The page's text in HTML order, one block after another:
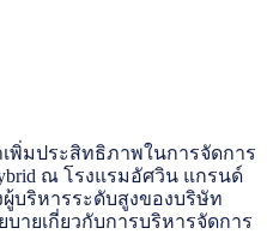
พิ่มประสิทธิภาพในการจัดการ
ณ โรงแรมอัศวิน แกรนด์
บริหารระดับสูงของบริษัท
ายเกี่ยวกับการบริหารจัดการ